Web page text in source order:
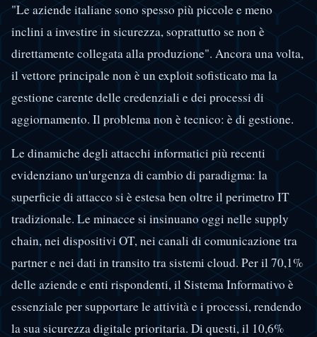
"Le aziende italiane sono spesso più piccole e meno
inclini a investire in sicurezza, soprattutto se non è
direttamente collegata alla produzione". Ancora una volta,
il vettore principale non è un exploit sofisticato ma la
gestione carente delle credenziali e dei processi di
aggiornamento. Il problema non è tecnico: è di gestione.
Le dinamiche degli attacchi informatici più recenti
evidenziano un'urgenza di cambio di paradigma: la
superficie di attacco si è estesa ben oltre il perimetro IT
tradizionale. Le minacce si insinuano oggi nelle supply
chain, nei dispositivi OT, nei canali di comunicazione tra
partner e nei dati in transito tra sistemi cloud. Per il 70,1%
delle aziende e enti rispondenti, il Sistema Informativo è
essenziale per supportare le attività e i processi, rendendo
la sua sicurezza digitale prioritaria. Di questi, il 10,6%